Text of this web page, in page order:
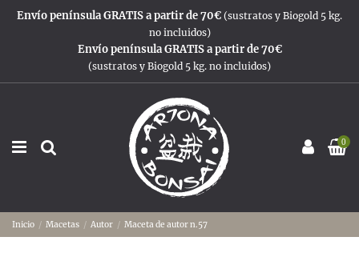
Envío península GRATIS a partir de 70€ (sustratos y Biogold 5 kg.
no incluidos)
Envío península GRATIS a partir de 70€
(sustratos y Biogold 5 kg. no incluidos)
0
Inicio Macetas Autor Maceta de autor n.57